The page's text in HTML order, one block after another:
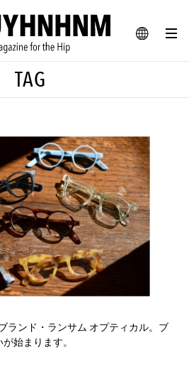
JA
BLOG SNAP
ルチャー、ライフスタイルWEBマガジン
#憧れの逸品
#古着サミット
マイナーグッド図鑑
#MONTHLY JOURNAL
#フイナムのYouTube
IT #AH.H
#MUSIC #MOVIE
HANDBOOK
TAG
ランド・ランサム オプティカル。ブ
始まります。